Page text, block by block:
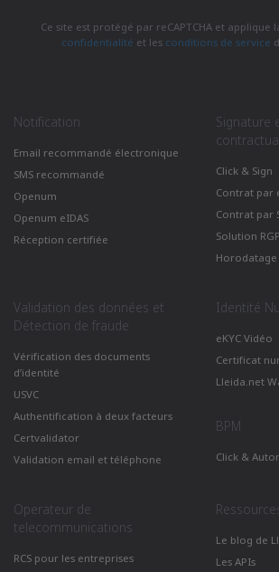
Ce site est protégé par reCAPTCHA et applique
confidentialité et les conditions de service
Notification
Email recommandé électronique
SMS recommandé
Openum
Openum eIDAS
Réception certifiée
Signature
Click & Sign
Contrat par
Contrat par
Solution
Validation des données et
Détection de fraude
Vérification des documents
d’identité
USVC
Authentification à deux facteurs
Certvalidator
Validation email et téléphone
Identité
eKYC Vidéo
Certificat
Lleida.net
BPM
Click &
Operateur de
telecommunications
RCS pour les entreprises
Le blog de
Les APIs